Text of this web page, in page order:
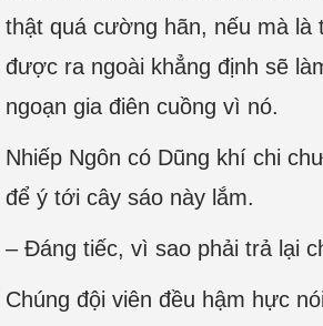
thật quá cường hãn, nếu mà là
được ra ngoài khẳng định sẽ
ngoạn gia điên cuồng vì nó.
Nhiếp Ngôn có Dũng khí chi
để ý tới cây sáo này lắm.
– Đáng tiếc, vì sao phải trả lại
Chúng đội viên đều hậm hực